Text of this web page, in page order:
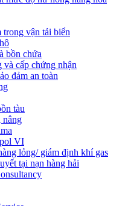
vận tải biển
bồn chứa
cấp chứng nhận
đảm an toàn
tàu
nâng
VI
lỏng/ giám định khí gas
tại nạn hàng hải